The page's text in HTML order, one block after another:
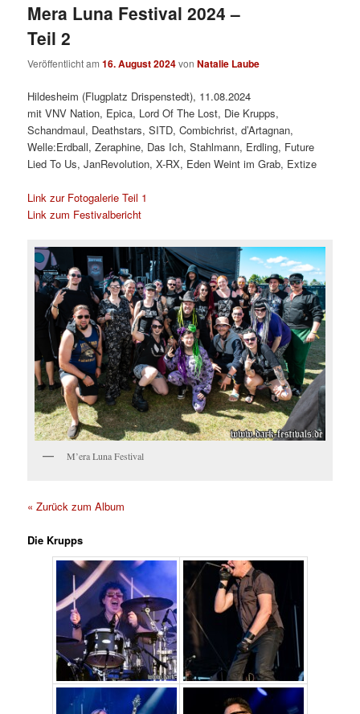
Mera Luna Festival 2024 –
Teil 2
Veröffentlicht am16. August 2024vonNatalie Laube
Hildesheim (Flugplatz Drispenstedt), 11.08.2024
mit VNV Nation, Epica, Lord Of The Lost, Die Krupps,
Schandmaul, Deathstars, SITD, Combichrist, d’Artagnan,
Welle:Erdball, Zeraphine, Das Ich, Stahlmann, Erdling, Future
Lied To Us, JanRevolution, X-RX, Eden Weint im Grab, Extize
Link zur Fotogalerie Teil 1
Link zum Festivalbericht
M’era Luna Festival
« Zurück zum Album
Die Krupps